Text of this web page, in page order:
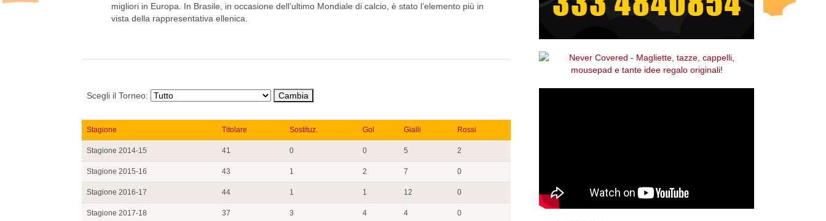
migliori in Europa. In Brasile, in occasione dell’ultimo Mondiale di calcio, è stato l’elemento più in
vista della rappresentativa ellenica.
Scegli il Torneo:
Stagione Titolare Sostituz. Gol Gialli Rossi
Stagione 2014-15 41 0 0 5 2
Stagione 2015-16 43 1 2 7 0
Stagione 2016-17 44 1 1 12 0
Stagione 2017-18 37 3 4 4 0